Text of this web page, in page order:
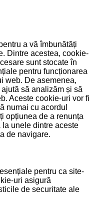
a vă îmbunătăți
Dintre acestea, cookie-
sunt stocate în
pentru funcționarea
web. De asemenea,
să analizăm și să
Aceste cookie-uri vor fi
numai cu acordul
opțiunea de a renunța
la unele dintre aceste
de navigare.
pentru ca site-
uri asigură
de securitate ale